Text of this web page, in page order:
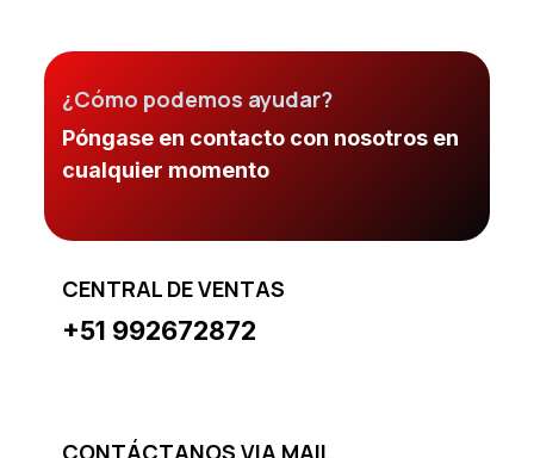
¿Cómo podemos ayudar?
Póngase en contacto con nosotros en
cualquier momento
CENTRAL DE VENTAS
+51 992672872